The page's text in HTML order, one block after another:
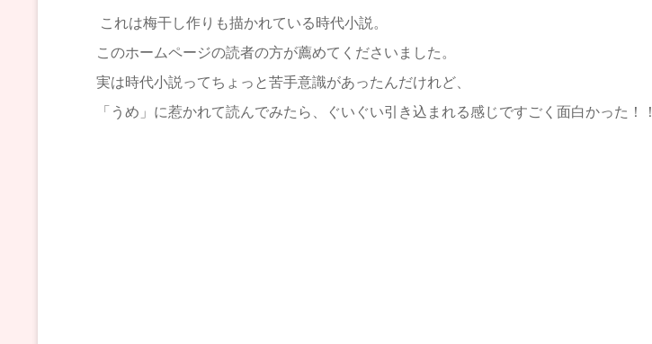
これは梅干し作りも描かれている時代小説。
このホームページの読者の方が薦めてくださいました。
実は時代小説ってちょっと苦手意識があったんだけれど、
「うめ」に惹かれて読んでみたら、ぐいぐい引き込まれる感じですごく面白かった！！